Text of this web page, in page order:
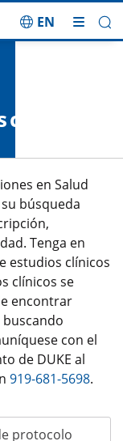
EN
en Salud
búsqueda
Tenga en
estudios clínicos
clínicos se
encontrar
con el
de DUKE al
919-681-5698.